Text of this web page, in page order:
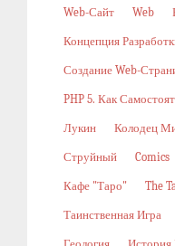
Web-Сайт Web
Концепция
Создание Web-
PHP 5. Как
Лукин Колодец
Струйный Comics
Кафе "Таро" The
Таинственная Игра